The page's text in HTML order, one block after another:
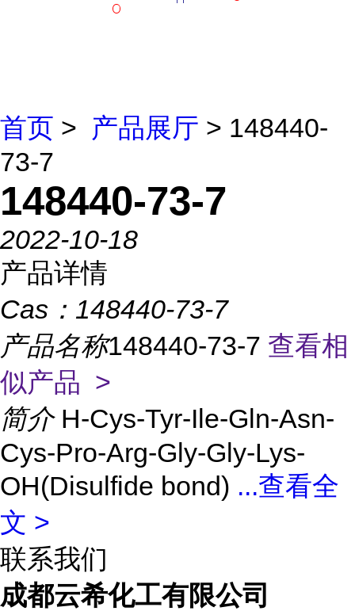
首页 > 产品展厅 > 148440-
73-7
148440-73-7
2022-10-18
产品详情
Cas： 148440-73-7
产品名称148440-73-7 查看相
似产品 >
简介 H-Cys-Tyr-Ile-Gln-Asn-
Cys-Pro-Arg-Gly-Gly-Lys-
OH(Disulfide bond) ...查看全
文 >
联系我们
成都云希化工有限公司